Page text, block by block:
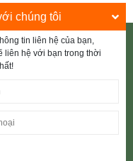
2, Phường Phúc Lợi,
Phường Phúc Lợi, Thành
chúng tôi
tin liên hệ của bạn,
liên hệ với bạn trong thời